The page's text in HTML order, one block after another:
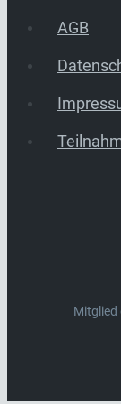
AGB
Mitglied